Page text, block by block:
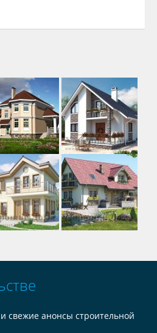
свежие анонсы строительной